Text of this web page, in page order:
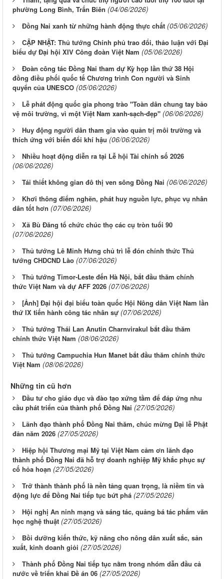
phường Long Bình, Trấn Biên (04/06/2026)
Đồng Nai xanh từ những hành động thực chất (05/06/2026)
CẬP NHẬT: Thủ tướng Chính phủ trao đổi, thảo luận với Đại
biểu dự Đại hội XIV Công đoàn Việt Nam (05/06/2026)
Đoàn công tác Đồng Nai tham dự Kỳ họp lần thứ 38 Hội
đồng điều phối quốc tế Chương trình Con người và Sinh
quyển của UNESCO (05/06/2026)
Lễ phát động quốc gia phong trào "Toàn dân chung tay bảo
vệ môi trường, vì một Việt Nam xanh-sạch-đẹp" (06/06/2026)
Huy động người dân tham gia vào quản trị môi trường và
thích ứng với biến đổi khí hậu (06/06/2026)
Nhiều hoạt động diễn ra tại Lễ hội Tài chính số 2026
(06/06/2026)
Tái thiết không gian đô thị ven sông Ðồng Nai (06/06/2026)
Khơi thông điểm nghẽn, phát huy nguồn lực, phục vụ nhân
dân tốt hơn (07/06/2026)
Xã Bù Đăng tổ chức chúc thọ các cụ tròn tuổi 90
(07/06/2026)
Thủ tướng Lê Minh Hưng chủ trì lễ đón chính thức Thủ
tướng CHDCND Lào (07/06/2026)
Thủ tướng Timor-Leste đến Hà Nội, bắt đầu thăm chính
thức Việt Nam và dự AFF 2026 (07/06/2026)
[Ảnh] Đại hội đại biểu toàn quốc Hội Nông dân Việt Nam lần
thứ IX tiến hành công tác nhân sự (07/06/2026)
Thủ tướng Thái Lan Anutin Charnvirakul bắt đầu thăm
chính thức Việt Nam (08/06/2026)
Thủ tướng Campuchia Hun Manet bắt đầu thăm chính thức
Việt Nam (08/06/2026)
Những tin cũ hơn
Đầu tư cho giáo dục và đào tạo xứng tầm để đáp ứng nhu
cầu phát triển của thành phố Đồng Nai (27/05/2026)
Lãnh đạo thành phố Đồng Nai thăm, chúc mừng Đại lễ Phật
đản năm 2026 (27/05/2026)
Hiệp hội Thương mại Mỹ tại Việt Nam cảm ơn lãnh đạo
thành phố Đồng Nai đã hỗ trợ doanh nghiệp Mỹ khắc phục sự
cố hỏa hoạn (27/05/2026)
Trở thành thành phố là nền tảng quan trọng, là niềm tin và
động lực để Đồng Nai tiếp tục bứt phá (27/05/2026)
Hội nghị An ninh mạng và sáng tác, quảng bá tác phẩm văn
học nghệ thuật (27/05/2026)
Bồi dưỡng kiến thức, kỹ năng cho nông dân xuất sắc, sản
xuất, kinh doanh giỏi (27/05/2026)
Thành phố Đồng Nai tiếp tục nằm trong nhóm dẫn đầu cả
nước về triển khai Đề án 06 (27/05/2026)